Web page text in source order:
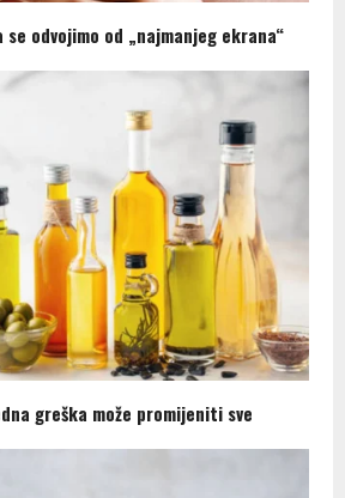
se odvojimo od „najmanjeg ekrana“
greška može promijeniti sve